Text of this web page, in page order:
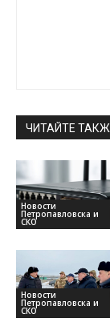
ЧИТАЙТЕ
Новости
Петропавловска и
СКО
Новости
Петропавловска и
СКО